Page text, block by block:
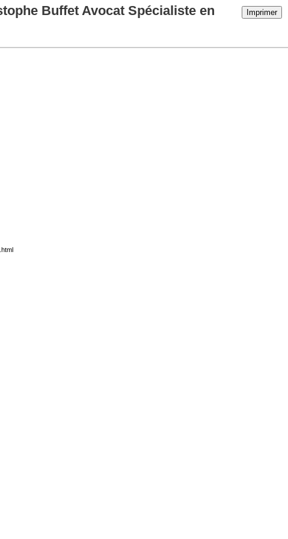
Imprimer
Buffet Avocat Spécialiste en